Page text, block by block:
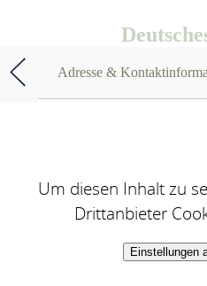
Adresse &
Um diesen Inhalt zu
Drittanbieter
Einstellungen